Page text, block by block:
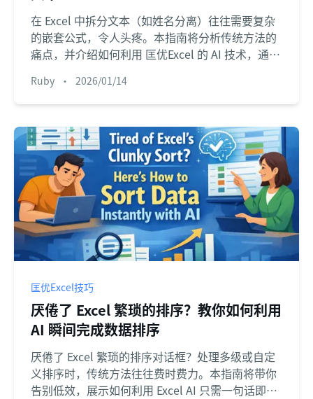
在 Excel 中拆分文本（如姓名分离）往往需要复杂
的嵌套公式，令人头疼。本指南将分析传统方法的
痛点，并介绍如何利用 匡优Excel 的 AI 技术，通过
Ruby • 2026/01/14
匡优Excel技巧
厌倦了 Excel 繁琐的排序？教你如何利用
AI 瞬间完成数据排序
厌倦了 Excel 繁琐的排序对话框？处理多级或自定
义排序时，传统方法往往费时费力。本指南将带你
告别低效，展示如何利用 Excel AI 只需一句话即可